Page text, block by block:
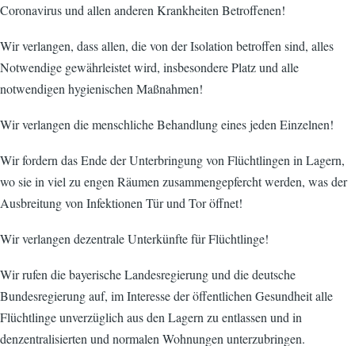
Coronavirus und allen anderen Krankheiten Betroffenen!
Wir verlangen, dass allen, die von der Isolation betroffen sind, alles
Notwendige gewährleistet wird, insbesondere Platz und alle
notwendigen hygienischen Maßnahmen!
Wir verlangen die menschliche Behandlung eines jeden Einzelnen!
Wir fordern das Ende der Unterbringung von Flüchtlingen in Lagern,
wo sie in viel zu engen Räumen zusammengepfercht werden, was der
Ausbreitung von Infektionen Tür und Tor öffnet!
Wir verlangen dezentrale Unterkünfte für Flüchtlinge!
Wir rufen die bayerische Landesregierung und die deutsche
Bundesregierung auf, im Interesse der öffentlichen Gesundheit alle
Flüchtlinge unverzüglich aus den Lagern zu entlassen und in
denzentralisierten und normalen Wohnungen unterzubringen.